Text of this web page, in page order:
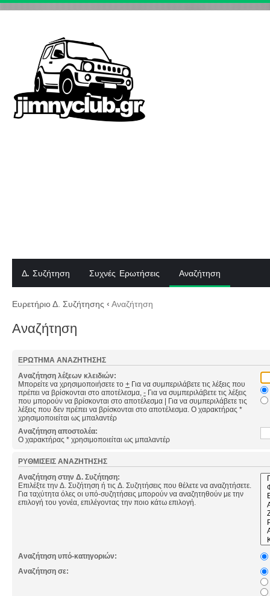
Δ. Συζήτηση Συχνές Ερωτήσεις Αναζήτηση
Ευρετήριο Δ. Συζήτησης ‹ Αναζήτηση
Αναζήτηση
ΕΡΏΤΗΜΑ ΑΝΑΖΉΤΗΣΗΣ
Αναζήτηση λέξεων κλειδιών:
Μπορείτε να χρησιμοποιήσετε το + Για να συμπεριλάβετε τις λέξεις που
πρέπει να βρίσκονται στο αποτέλεσμα, - Για να συμπεριλάβετε τις λέξεις
που μπορούν να βρίσκονται στο αποτέλεσμα | Για να συμπεριλάβετε τις
λέξεις που δεν πρέπει να βρίσκονται στο αποτέλεσμα. Ο χαρακτήρας *
χρησιμοποιείται ως μπαλαντέρ
Αναζήτηση αποστολέα:
Ο χαρακτήρας * χρησιμοποιείται ως μπαλαντέρ
ΡΥΘΜΊΣΕΙΣ ΑΝΑΖΉΤΗΣΗΣ
Αναζήτηση στην Δ. Συζήτηση:
Επιλέξτε την Δ. Συζήτηση ή τις Δ. Συζητήσεις που θέλετε να αναζητήσετε.
Για ταχύτητα όλες οι υπό-συζητήσεις μπορούν να αναζητηθούν με την
επιλογή του γονέα, επιλέγοντας την ποιο κάτω επιλογή.
Αναζήτηση υπό-κατηγοριών:
Αναζήτηση σε: